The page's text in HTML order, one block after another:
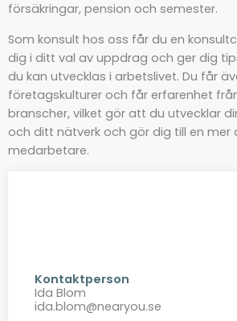
försäkringar, pension och semester.
Som konsult hos oss får du en
dig i ditt val av uppdrag och ger dig
du kan utvecklas i arbetslivet. Du får
företagskulturer och får erfarenhet
branscher, vilket gör att du utvecklar
och ditt nätverk och gör dig till en mer
medarbetare.
Kontaktperson
Ida Blom
ida.blom@nearyou.se